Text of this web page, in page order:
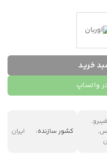
خرید
واتساپ
کشور سازنده: ایران